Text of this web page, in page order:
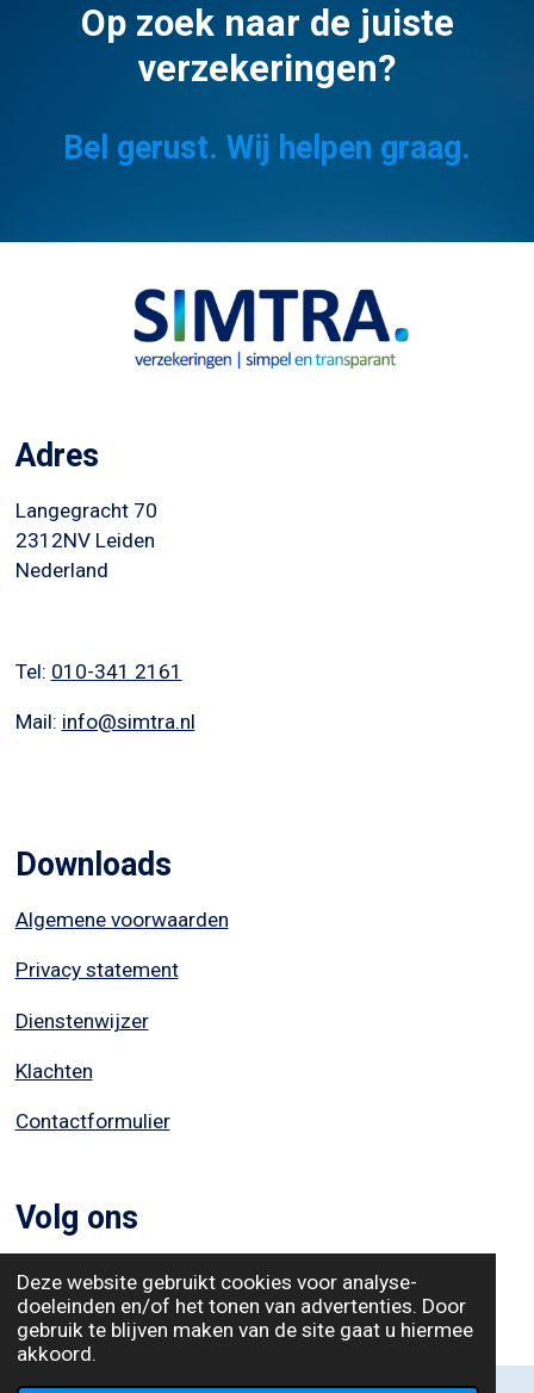
Deze website gebruikt cookies voor analyse-
doeleinden en/of het tonen van advertenties. Door
gebruik te blijven maken van de site gaat u hiermee
akkoord.
Op zoek naar de juiste
verzekeringen?
Bel gerust. Wij helpen graag.
Adres
Langegracht 70
2312NV Leiden
Nederland
Tel: 010-341 2161
Mail: info@simtra.nl
Downloads
Algemene voorwaarden
Privacy statement
Dienstenwijzer
Klachten
Contactformulier
Volg ons
L
i
n
I
n